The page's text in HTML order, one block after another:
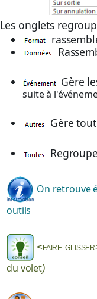
Les onglets
Gère
suite à
Gère
On retrouve
outils
<faire
du volet)